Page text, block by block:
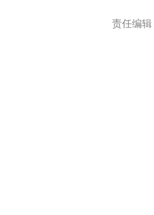
责任编